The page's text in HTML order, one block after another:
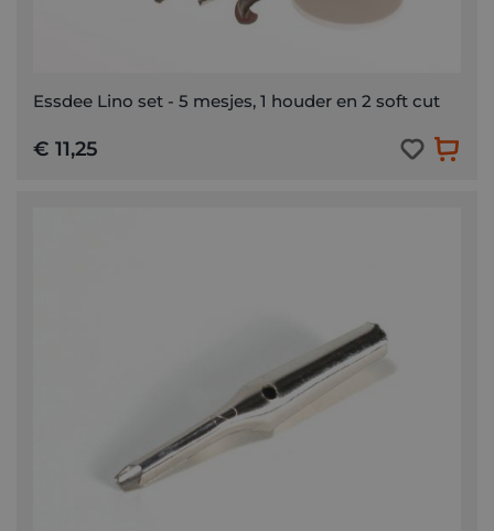
Essdee Lino set - 5 mesjes, 1 houder en 2 soft cut
€ 11,25